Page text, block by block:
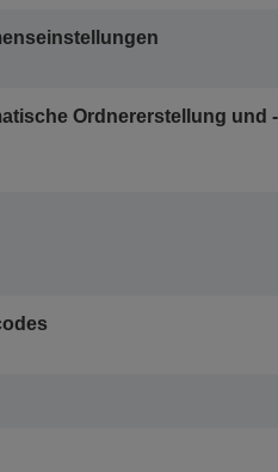
Ordnererstellung und -